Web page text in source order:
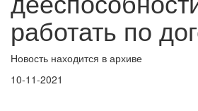
работать по
Новость находится в архиве
10-11-2021